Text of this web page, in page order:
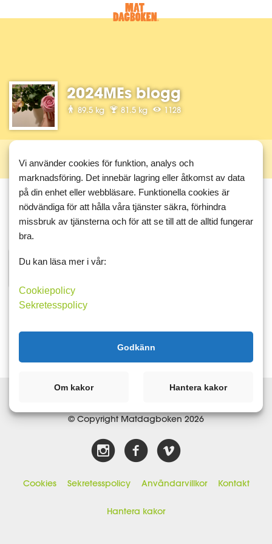
2024MEs blogg
89.5 kg 81.5 kg 1128
Profil Följare
2024ME följer
pralin
Följer 2024ME
© Copyright Matdagboken 2026
Cookies Sekretesspolicy Användarvillkor Kontakt
Hantera kakor
Vi använder cookies för funktion, analys och
marknadsföring. Det innebär lagring eller åtkomst av data
på din enhet eller webbläsare. Funktionella cookies är
nödvändiga för att hålla våra tjänster säkra, förhindra
missbruk av tjänsterna och för att se till att de alltid fungerar
bra.
Du kan läsa mer i vår:
Cookiepolicy
Sekretesspolicy
Godkänn
Om kakor Hantera kakor